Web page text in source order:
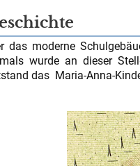
das moderne
wurde an dieser
das Maria-Anna-